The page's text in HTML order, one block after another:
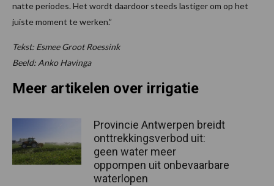
natte periodes. Het wordt daardoor steeds lastiger om op het
juiste moment te werken.”
Tekst: Esmee Groot Roessink
Beeld: Anko Havinga
Meer artikelen over irrigatie
Provincie Antwerpen breidt
onttrekkingsverbod uit:
geen water meer
oppompen uit onbevaarbare
waterlopen